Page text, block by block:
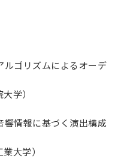
ルゴリズムによるオーデ
学）
響情報に基づく演出構成
大学）